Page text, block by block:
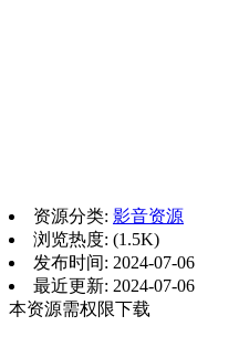
资源分类: 影音资源
浏览热度: (1.5K)
发布时间: 2024-07-06
最近更新: 2024-07-06
本资源需权限下载